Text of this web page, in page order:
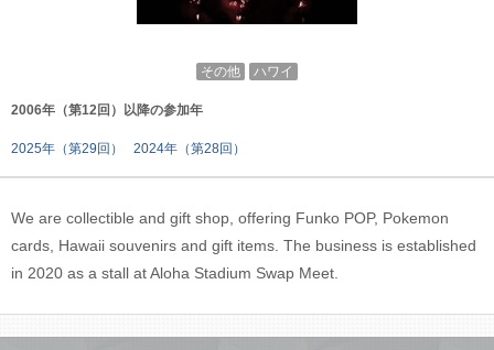
その他 ハワイ
2006年（第12回）以降の参加年
2025年（第29回） 2024年（第28回）
We are collectible and gift shop, offering Funko POP, Pokemon
cards, Hawaii souvenirs and gift items. The business is established
in 2020 as a stall at Aloha Stadium Swap Meet.